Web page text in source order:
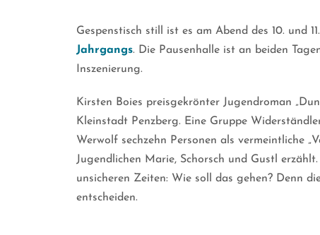
Gespenstisch still ist es am Abend des 10. und
Jahrgangs. Die Pausenhalle ist an beiden
Inszenierung.
Kirsten Boies preisgekrönter Jugendroman
Kleinstadt Penzberg. Eine Gruppe
Werwolf sechzehn Personen als vermeintliche
Jugendlichen Marie, Schorsch und Gustl
unsicheren Zeiten: Wie soll das gehen? Denn
entscheiden.